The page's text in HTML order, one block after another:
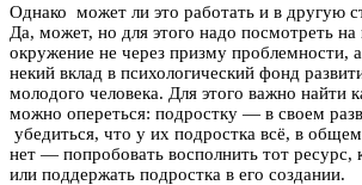
Однако может ли это работать и в другую
Да, может, но для этого надо посмотреть на
окружение не через призму проблемности,
некий вклад в психологический фонд
молодого человека. Для этого важно найти
можно опереться: подростку — в своем
убедиться, что у их подростка всё, в
нет — попробовать восполнить тот ресурс,
или поддержать подростка в его создании.